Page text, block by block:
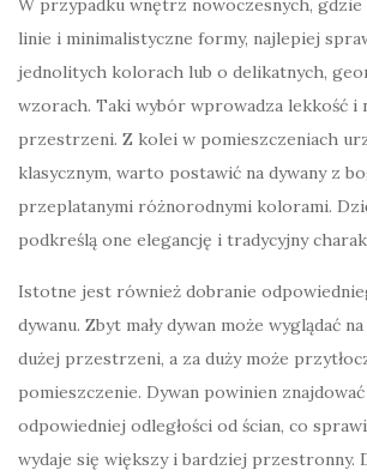
W przypadku wnętrz nowoczesnych,
linie i minimalistyczne formy, najlepiej
jednolitych kolorach lub o delikatnych,
wzorach. Taki wybór wprowadza lekkość i
przestrzeni. Z kolei w pomieszczeniach
klasycznym, warto postawić na dywany z
przeplatanymi różnorodnymi kolorami.
podkreślą one elegancję i tradycyjny
Istotne jest również dobranie
dywanu. Zbyt mały dywan może wyglądać
dużej przestrzeni, a za duży może
pomieszczenie. Dywan powinien
odpowiedniej odległości od ścian, co
wydaje się większy i bardziej przestronny.